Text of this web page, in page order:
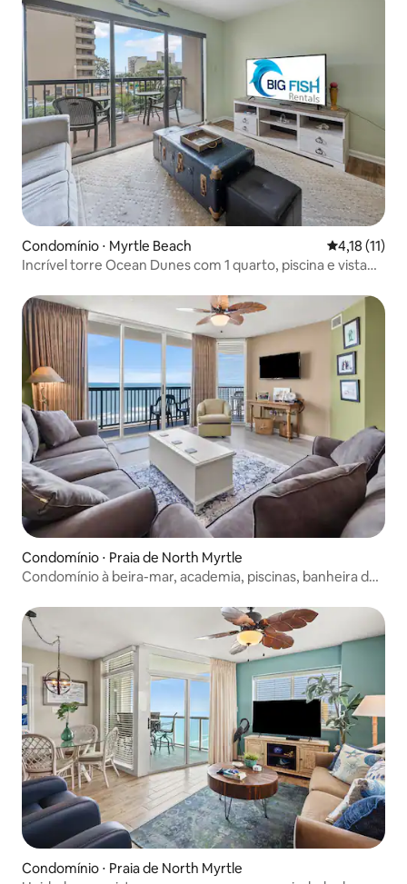
Condomínio ⋅ Myrtle Beach 4,18 de uma
4,18 (11)
Incrível torre Ocean Dunes com 1 quarto, piscina e vista
Condomínio ⋅ Praia de North Myrtle
Condomínio à beira-mar, academia, piscinas, banheira de
Condomínio ⋅ Praia de North Myrtle